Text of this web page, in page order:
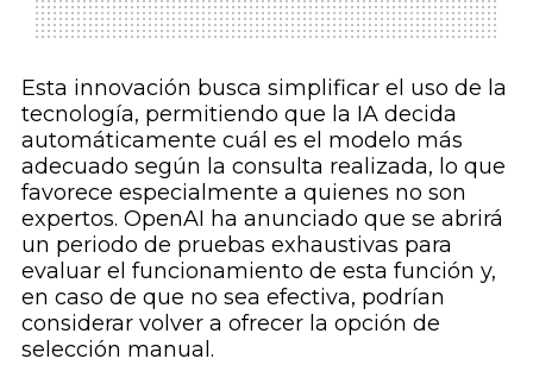
Esta innovación busca simplificar el uso de la
tecnología, permitiendo que la IA decida
automáticamente cuál es el modelo más
adecuado según la consulta realizada, lo que
favorece especialmente a quienes no son
expertos. OpenAI ha anunciado que se abrirá
un periodo de pruebas exhaustivas para
evaluar el funcionamiento de esta función y,
en caso de que no sea efectiva, podrían
considerar volver a ofrecer la opción de
selección manual.